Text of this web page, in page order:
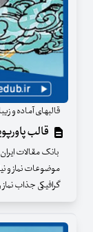
قالبهای آماده و
قالب
بانک مقالات ایران
موضوعات نماز و
گرافیکی جذاب نماز